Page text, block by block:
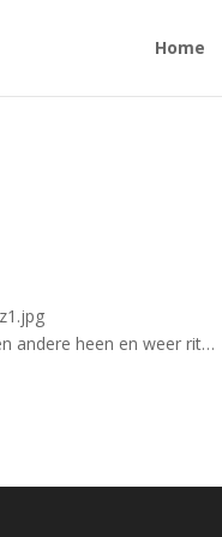
Home
andere heen en weer rit…